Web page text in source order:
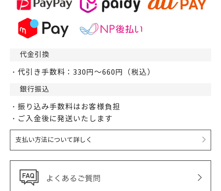
代金引換
・代引き手数料：330円～660円（税込）
銀行振込
・振り込み手数料はお客様負担
・ご入金後に発送いたします
支払い方法について詳しく